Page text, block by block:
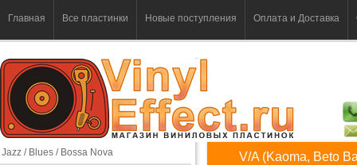
Главная Все пластинки Новые поступления Оплата и Доставка
Jazz / Blues / Bossa Nova
V/A (Kaoma, Beto